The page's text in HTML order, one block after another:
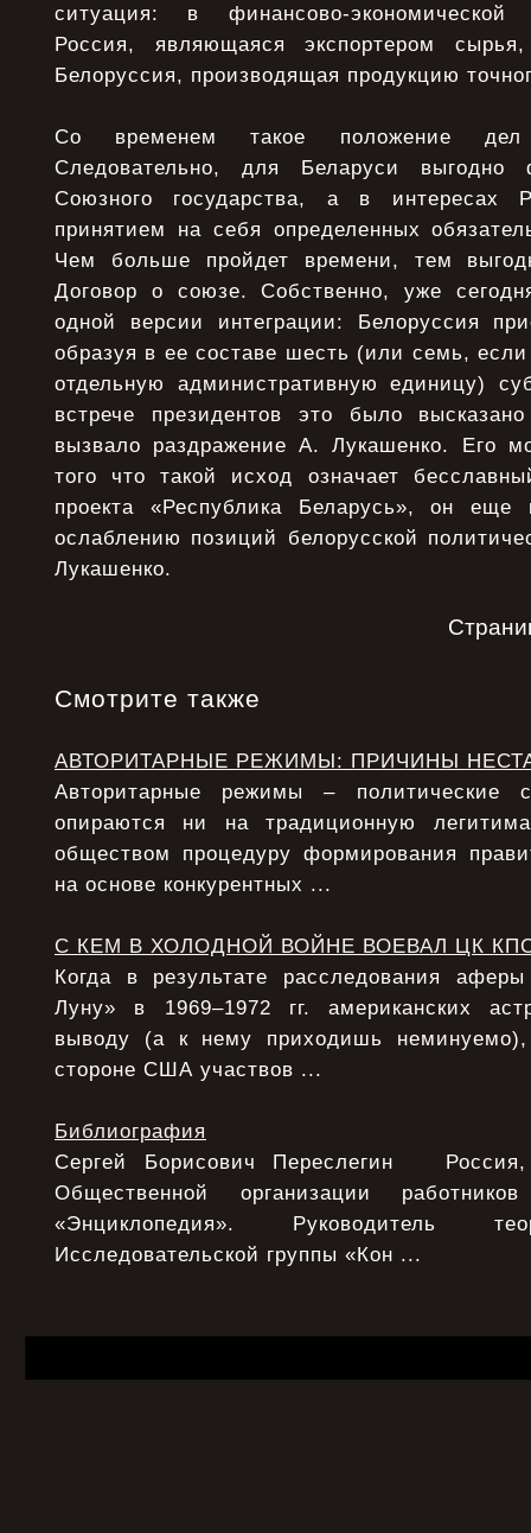
ситуация: в финансово-
Россия, являющаяся экспортером
Белоруссия, производящая продукцию
Со временем такое положение дел
Следовательно, для Беларуси выгодно
Союзного государства, а в
принятием на себя определенных
Чем больше пройдет времени, тем
Договор о союзе. Собственно, уже
одной версии интеграции: Белоруссия
образуя в ее составе шесть (или семь,
отдельную административную единицу)
встрече президентов это было
вызвало раздражение А. Лукашенко. Его
того что такой исход означает
проекта «Республика Беларусь», он
ослаблению позиций белорусской
Лукашенко.
Смотрите также
АВТОРИТАРНЫЕ РЕЖИМЫ: ПРИЧИНЫ
Авторитарные режимы – политические
опираются ни на традиционную
обществом процедуру формирования
на основе конкурентных ...
С КЕМ В ХОЛОДНОЙ ВОЙНЕ ВОЕВАЛ ЦК
Когда в результате расследования
Луну» в 1969–1972 гг. американских
выводу (а к нему приходишь
стороне США участвов ...
Библиография
Сергей Борисович Переслегин Россия,
Общественной организации
«Энциклопедия». Руководитель
Исследовательской группы «Кон ...